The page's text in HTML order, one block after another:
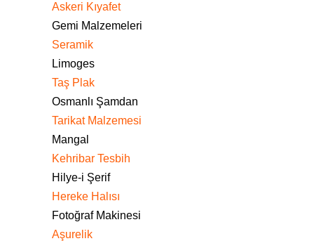
Askeri Kıyafet
Gemi Malzemeleri
Seramik
Limoges
Taş Plak
Osmanlı Şamdan
Tarikat Malzemesi
Mangal
Kehribar Tesbih
Hilye-i Şerif
Hereke Halısı
Fotoğraf Makinesi
Aşurelik